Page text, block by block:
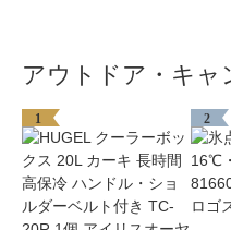
アウトドア・キ
1 2